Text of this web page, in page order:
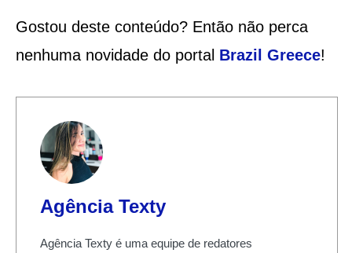
Gostou deste conteúdo? Então não perca
nenhuma novidade do portal Brazil Greece!
Agência Texty
Agência Texty é uma equipe de redatores